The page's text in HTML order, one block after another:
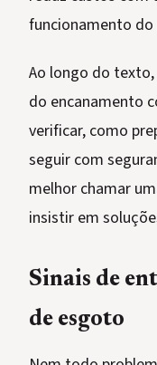
funcionamento
Ao longo do
do encanamento
verificar, como
seguir com
melhor chamar
insistir em
Sinais de
de esgoto